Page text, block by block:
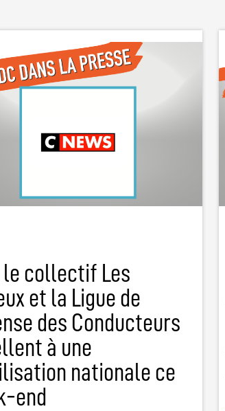
le collectif Les
et la Ligue de
des Conducteurs
à une
nationale ce
end